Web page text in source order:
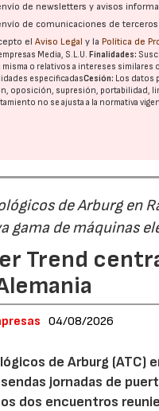
de newsletters y avisos
de comunicaciones de
elAviso Legal y la Política de
Media, S.L.U. Finalidades:
o relativos a intereses similares
especificadasCesión: Los datos
oposición, supresión, portabilidad,
no se ajusta a la normativa
de Arburg en
gama de máquinas
Trend
04/08/2026
de Arburg (ATC)
jornadas de
dos encuentros